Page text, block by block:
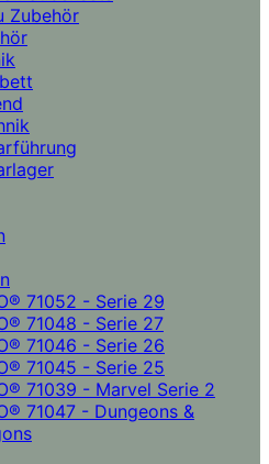
Zubehör
71052 - Serie 29
71048 - Serie 27
71046 - Serie 26
71045 - Serie 25
71039 - Marvel Serie 2
71047 - Dungeons &